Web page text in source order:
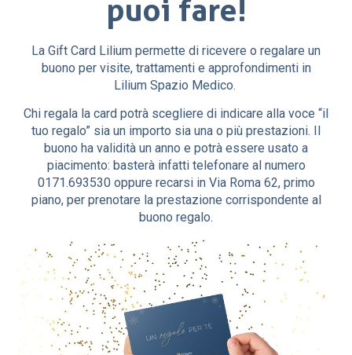
puoi fare!
La Gift Card Lilium permette di ricevere o regalare un
buono per visite, trattamenti e approfondimenti in
Lilium Spazio Medico.
Chi regala la card potrà scegliere di indicare alla voce “il
tuo regalo” sia un importo sia una o più prestazioni. Il
buono ha validità un anno e potrà essere usato a
piacimento: basterà infatti telefonare al numero
0171.693530 oppure recarsi in Via Roma 62, primo
piano, per prenotare la prestazione corrispondente al
buono regalo.